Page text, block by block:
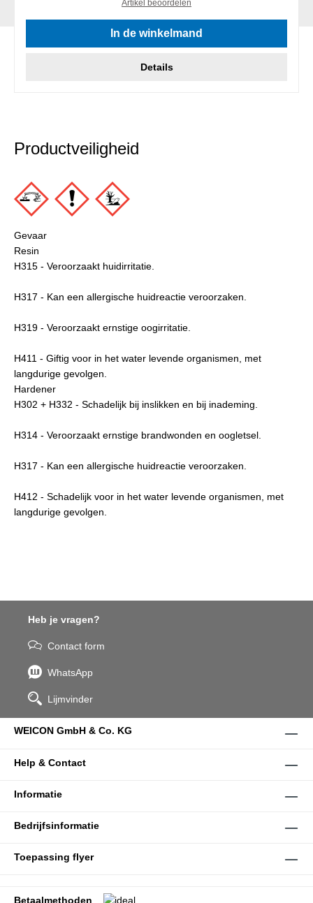
Artikel beoordelen
In de winkelmand
Details
Productveiligheid
Gevaar
Resin
H315 - Veroorzaakt huidirritatie.
H317 - Kan een allergische huidreactie veroorzaken.
H319 - Veroorzaakt ernstige oogirritatie.
H411 - Giftig voor in het water levende organismen, met
langdurige gevolgen.
Hardener
H302 + H332 - Schadelijk bij inslikken en bij inademing.
H314 - Veroorzaakt ernstige brandwonden en oogletsel.
H317 - Kan een allergische huidreactie veroorzaken.
H412 - Schadelijk voor in het water levende organismen, met
langdurige gevolgen.
Heb je vragen?
Contact form
WhatsApp
Lijmvinder
WEICON GmbH & Co. KG
Help & Contact
Informatie
Bedrijfsinformatie
Toepassing flyer
Betaalmethoden